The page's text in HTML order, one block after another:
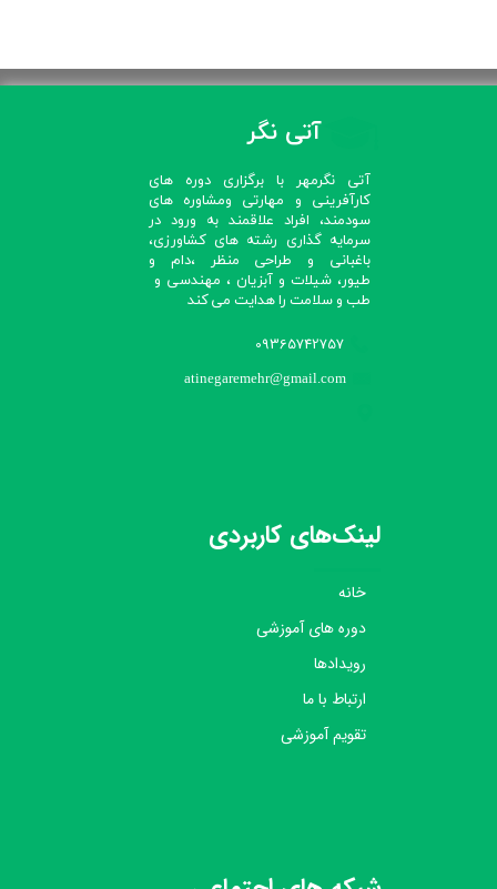
آتی نگر
آتی نگرمهر با برگزاری دوره های
کارآفرینی و مهارتی ومشاوره های
سودمند، افراد علاقمند به ورود در
سرمایه گذاری رشته های کشاورزی،
باغبانی و طراحی منظر ،دام و
طیور، شیلات و آبزیان ، مهندسی و
طب و سلامت را هدایت می کند​​​​​​​
09365742757
atinegaremehr@gmail.com
لینک‌های کاربردی
خانه
دوره های آموزشی
رویدادها
ارتباط با ما
تقویم آموزشی